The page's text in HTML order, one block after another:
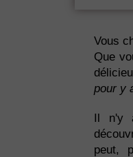
Vous
Que
pour y
Il n'y
peut,